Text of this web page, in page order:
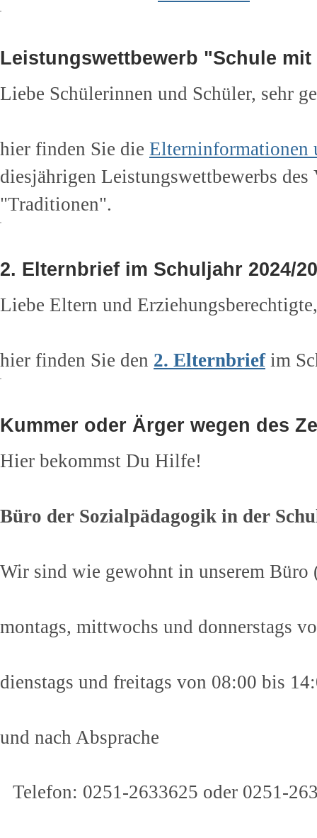
Leistungswettbewerb "Schule
Liebe Schülerinnen und Schüler, sehr
hier finden Sie die Elterninformationen
diesjährigen Leistungswettbewerbs
"Traditionen".
2. Elternbrief im Schuljahr 2024/
Liebe Eltern und Erziehungsberechtigte,
hier finden Sie den 2. Elternbriefim
Kummer oder Ärger wegen des
Hier bekommst Du Hilfe!
Büro der Sozialpädagogik in der
Wir sind wie gewohnt in unserem Büro
montags, mittwochs und donnerstags
dienstags und freitags von 08:00 bis
und nach Absprache
Telefon: 0251-2633625 oder 0251-